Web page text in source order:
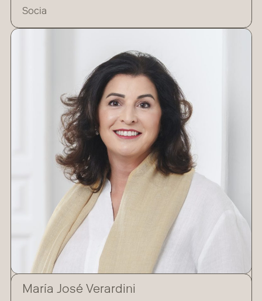
Socia
María José Verardini